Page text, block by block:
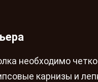
необходимо
карнизы и